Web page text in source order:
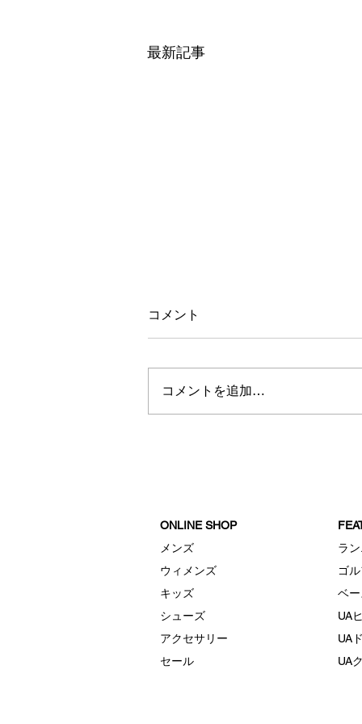
最新記事
秋冬新商品入荷
コメント
コメントを追加…
ONLINE SHOP
メンズ
ウィメンズ
キッズ
シューズ
アクセサリー
セール
ラ
ゴ
ベー
UA
UA
UA